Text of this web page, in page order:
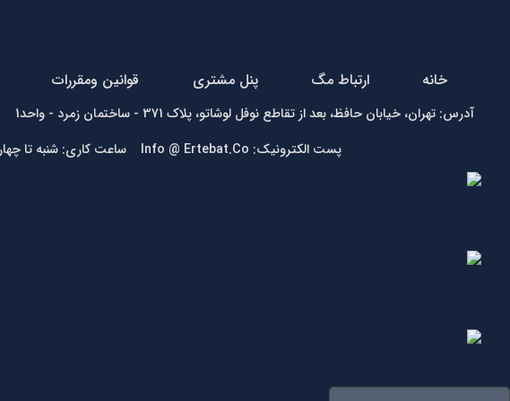
خانه ارتباط مگ پنل مشتری قوانین ومقررات
آدرس: تهران، خیابان حافظ، بعد از تقاطع نوفل لوشاتو، پلاک 371 - ساختمان زمرد - واحد1 تلفن:
پست الکترونیک: Info @ Ertebat.Co ساعت کاری: شنبه تا چهارشنبه 9 الی 17، پنجشنبه 9 الی 13